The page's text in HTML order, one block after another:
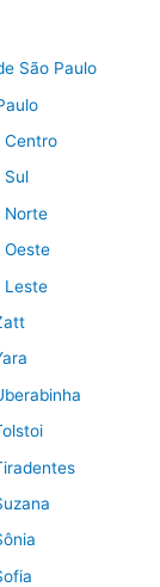
São Paulo
Centro
Sul
Norte
Oeste
Leste